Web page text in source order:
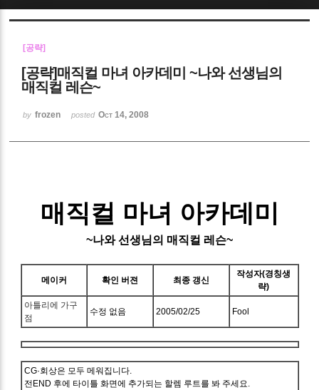
[공략]
[공략]매직컬 마녀 아카데미 ~나와 선생님의
매직컬 레슨~
by frozen posted Oct 14, 2008
매직컬 마녀 아카데미
~나와 선생님의 매직컬 레슨~
메이커 확인 버젼 최종 갱신
작성자(경칭생
략)
아틀리에 가구
점
수정 없음 2005/02/25 Fool
CG·회상은 모두 메워집니다.
전END 후에 타이틀 화면에 추가되는 할렘 루트를 봐 주세요.
Sketchbook5, 스케치북5
Sketchbook5, 스케치북5